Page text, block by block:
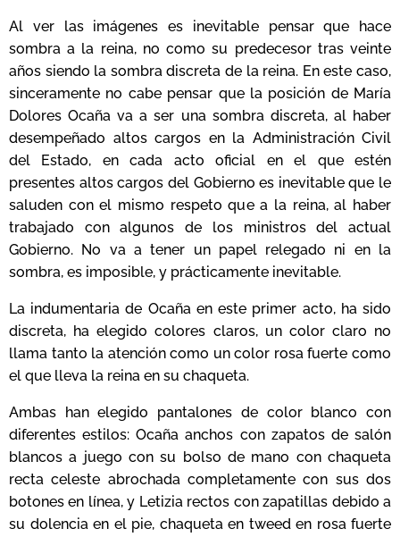
Al ver las imágenes es inevitable pensar que hace
sombra a la reina, no como su predecesor tras veinte
años siendo la sombra discreta de la reina. En este caso,
sinceramente no cabe pensar que la posición de María
Dolores Ocaña va a ser una sombra discreta, al haber
desempeñado altos cargos en la Administración Civil
del Estado, en cada acto oficial en el que estén
presentes altos cargos del Gobierno es inevitable que le
saluden con el mismo respeto que a la reina, al haber
trabajado con algunos de los ministros del actual
Gobierno. No va a tener un papel relegado ni en la
sombra, es imposible, y prácticamente inevitable.
La indumentaria de Ocaña en este primer acto, ha sido
discreta, ha elegido colores claros, un color claro no
llama tanto la atención como un color rosa fuerte como
el que lleva la reina en su chaqueta.
Ambas han elegido pantalones de color blanco con
diferentes estilos: Ocaña anchos con zapatos de salón
blancos a juego con su bolso de mano con chaqueta
recta celeste abrochada completamente con sus dos
botones en línea, y Letizia rectos con zapatillas debido a
su dolencia en el pie, chaqueta en tweed en rosa fuerte